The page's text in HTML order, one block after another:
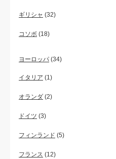
ギリシャ (32)
コソボ (18)
ヨーロッパ (34)
イタリア (1)
オランダ (2)
ドイツ (3)
フィンランド (5)
フランス (12)